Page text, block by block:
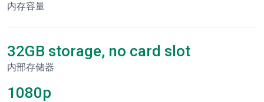
内存容量
32GB storage, no card slot
内部存储器
1080p